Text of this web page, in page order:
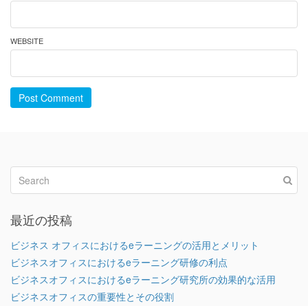
WEBSITE
Post Comment
最近の投稿
ビジネス オフィスにおけるeラーニングの活用とメリット
ビジネスオフィスにおけるeラーニング研修の利点
ビジネスオフィスにおけるeラーニング研究所の効果的な活用
ビジネスオフィスの重要性とその役割